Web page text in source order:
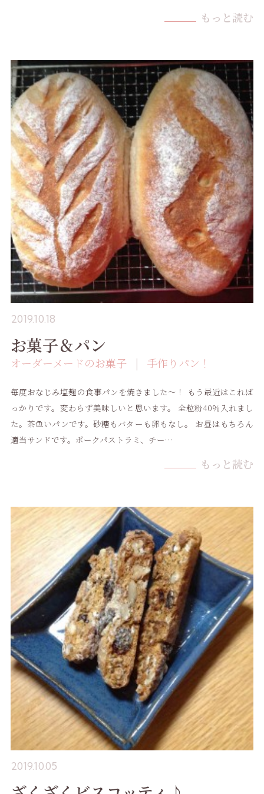
もっと読む
2019.10.18
お菓子＆パン
オーダーメードのお菓子 手作りパン！
毎度おなじみ塩麹の食事パンを焼きました〜！ もう最近はこれば
っかりです。変わらず美味しいと思います。 全粒粉40％入れまし
た。茶色いパンです。砂糖もバターも卵もなし。 お昼はもちろん
適当サンドです。ポークパストラミ、チー…
もっと読む
2019.10.05